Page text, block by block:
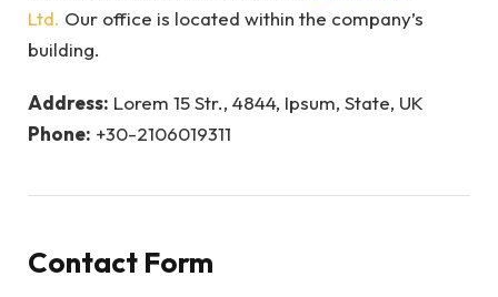
Ltd. Our office is located within the company’s
building.
Address: Lorem 15 Str., 4844, Ipsum, State, UK
Phone: +30-2106019311
Contact Form